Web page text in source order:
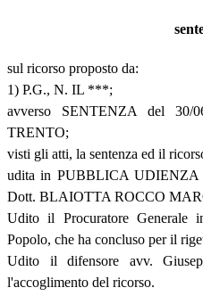
sul ricorso proposto da:
1) P.G., N. IL ***;
avverso SENTENZA del 30/
TRENTO;
visti gli atti, la sentenza ed il
udita in PUBBLICA UDIENZA
Dott. BLAIOTTA ROCCO
Udito il Procuratore Generale
Popolo, che ha concluso per il
Udito il difensore avv.
l'accoglimento del ricorso.